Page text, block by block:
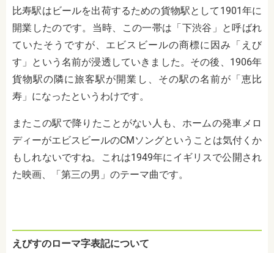
比寿駅はビールを出荷するための貨物駅として 1901年に
開業したのです。当時、この一帯は「下渋谷」と呼ばれ
ていたそうですが、エビスビールの商標に因み「えび
す」という名前が浸透していきました。その後、 1906年
貨物駅の隣に旅客駅が開業し、その駅の名前が「恵比
寿」になったというわけです。
またこの駅で降りたことがない人も、ホームの発車メロ
ディーがエビスビールのCMソングということは気付くか
もしれないですね。これは1949年にイギリスで公開され
た映画、「第三の男」のテーマ曲です。
えびすのローマ字表記について